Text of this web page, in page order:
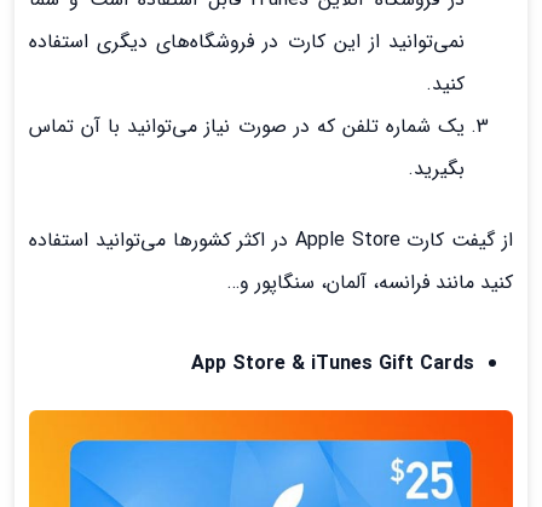
نمی‌توانید از این کارت در فروشگاه‌های دیگری استفاده
کنید.
یک شماره تلفن که در صورت نیاز می‌توانید با آن تماس
بگیرید.
از گیفت کارت Apple Store در اکثر کشورها می‌توانید استفاده
کنید مانند فرانسه، آلمان، سنگاپور و…
App Store & iTunes Gift Cards